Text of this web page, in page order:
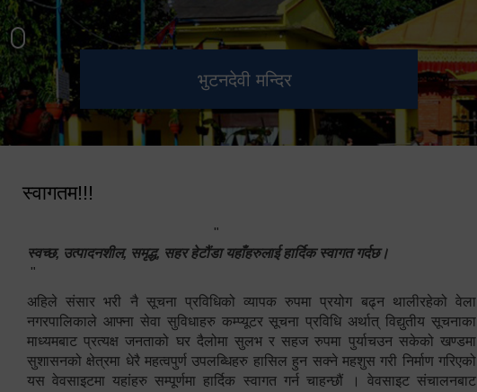
भुटनदेवी मन्दिर
स्मारक
हेटौंडा उपमहानगरपालिका नगर
कार्यपालिकाको कार्यालय
मनकामना डाँडाबाट देखिएको दृश्य
स्वागतम!!!
"
स्वच्छ, उत्पादनशील, समृद्ध, सहर हेटौंडा यहाँहरुलाई हार्दिक स्वागत गर्दछ।
"
अहिले संसार भरी नै सूचना प्रविधिको व्यापक रुपमा प्रयोग बढ्न थालीरहेको वेला
नगरपालिकाले आफ्ना सेवा सुविधाहरु कम्प्यूटर सूचना प्रविधि अर्थात् विद्युतीय सूचनाका
माध्यमबाट प्रत्यक्ष जनताको घर दैलोमा सुलभ र सहज रुपमा पुर्याचउन सकेको खण्डमा
सुशासनको क्षेत्रमा धेरै महत्वपुर्ण उपलब्धिहरु हासिल हुन सक्ने महशुस गरी निर्माण गरिएको
यस वेवसाइटमा यहांहरु सम्पूर्णमा हार्दिक स्वागत गर्न चाहन्छौं । वेवसाइट संचालनबाट